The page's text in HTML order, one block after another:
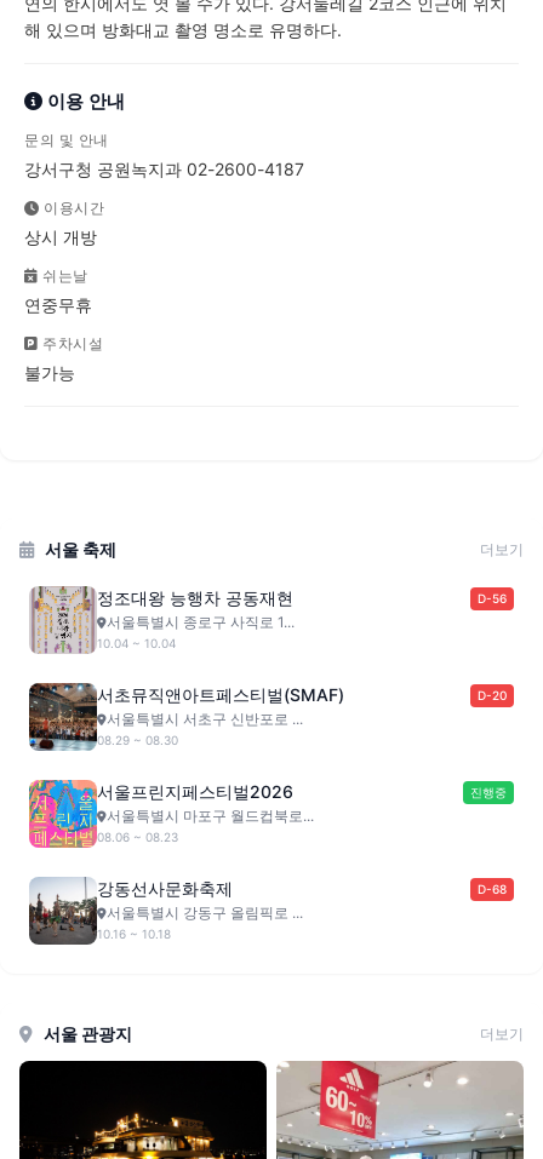
해 있으며 방화대교 촬영 명소로 유명하다.
이용 안내
문의 및 안내
강서구청 공원녹지과 02-2600-4187
이용시간
상시 개방
쉬는날
연중무휴
주차시설
불가능
서울 축제 더보기
정조대왕 능행차 공동재현 D-56
서울특별시 종로구 사직로 1...
10.04 ~ 10.04
서초뮤직앤아트페스티벌(SMAF) D-20
서울특별시 서초구 신반포로 ...
08.29 ~ 08.30
서울프린지페스티벌2026 진행중
서울특별시 마포구 월드컵북로...
08.06 ~ 08.23
강동선사문화축제 D-68
서울특별시 강동구 올림픽로 ...
10.16 ~ 10.18
서울 관광지 더보기